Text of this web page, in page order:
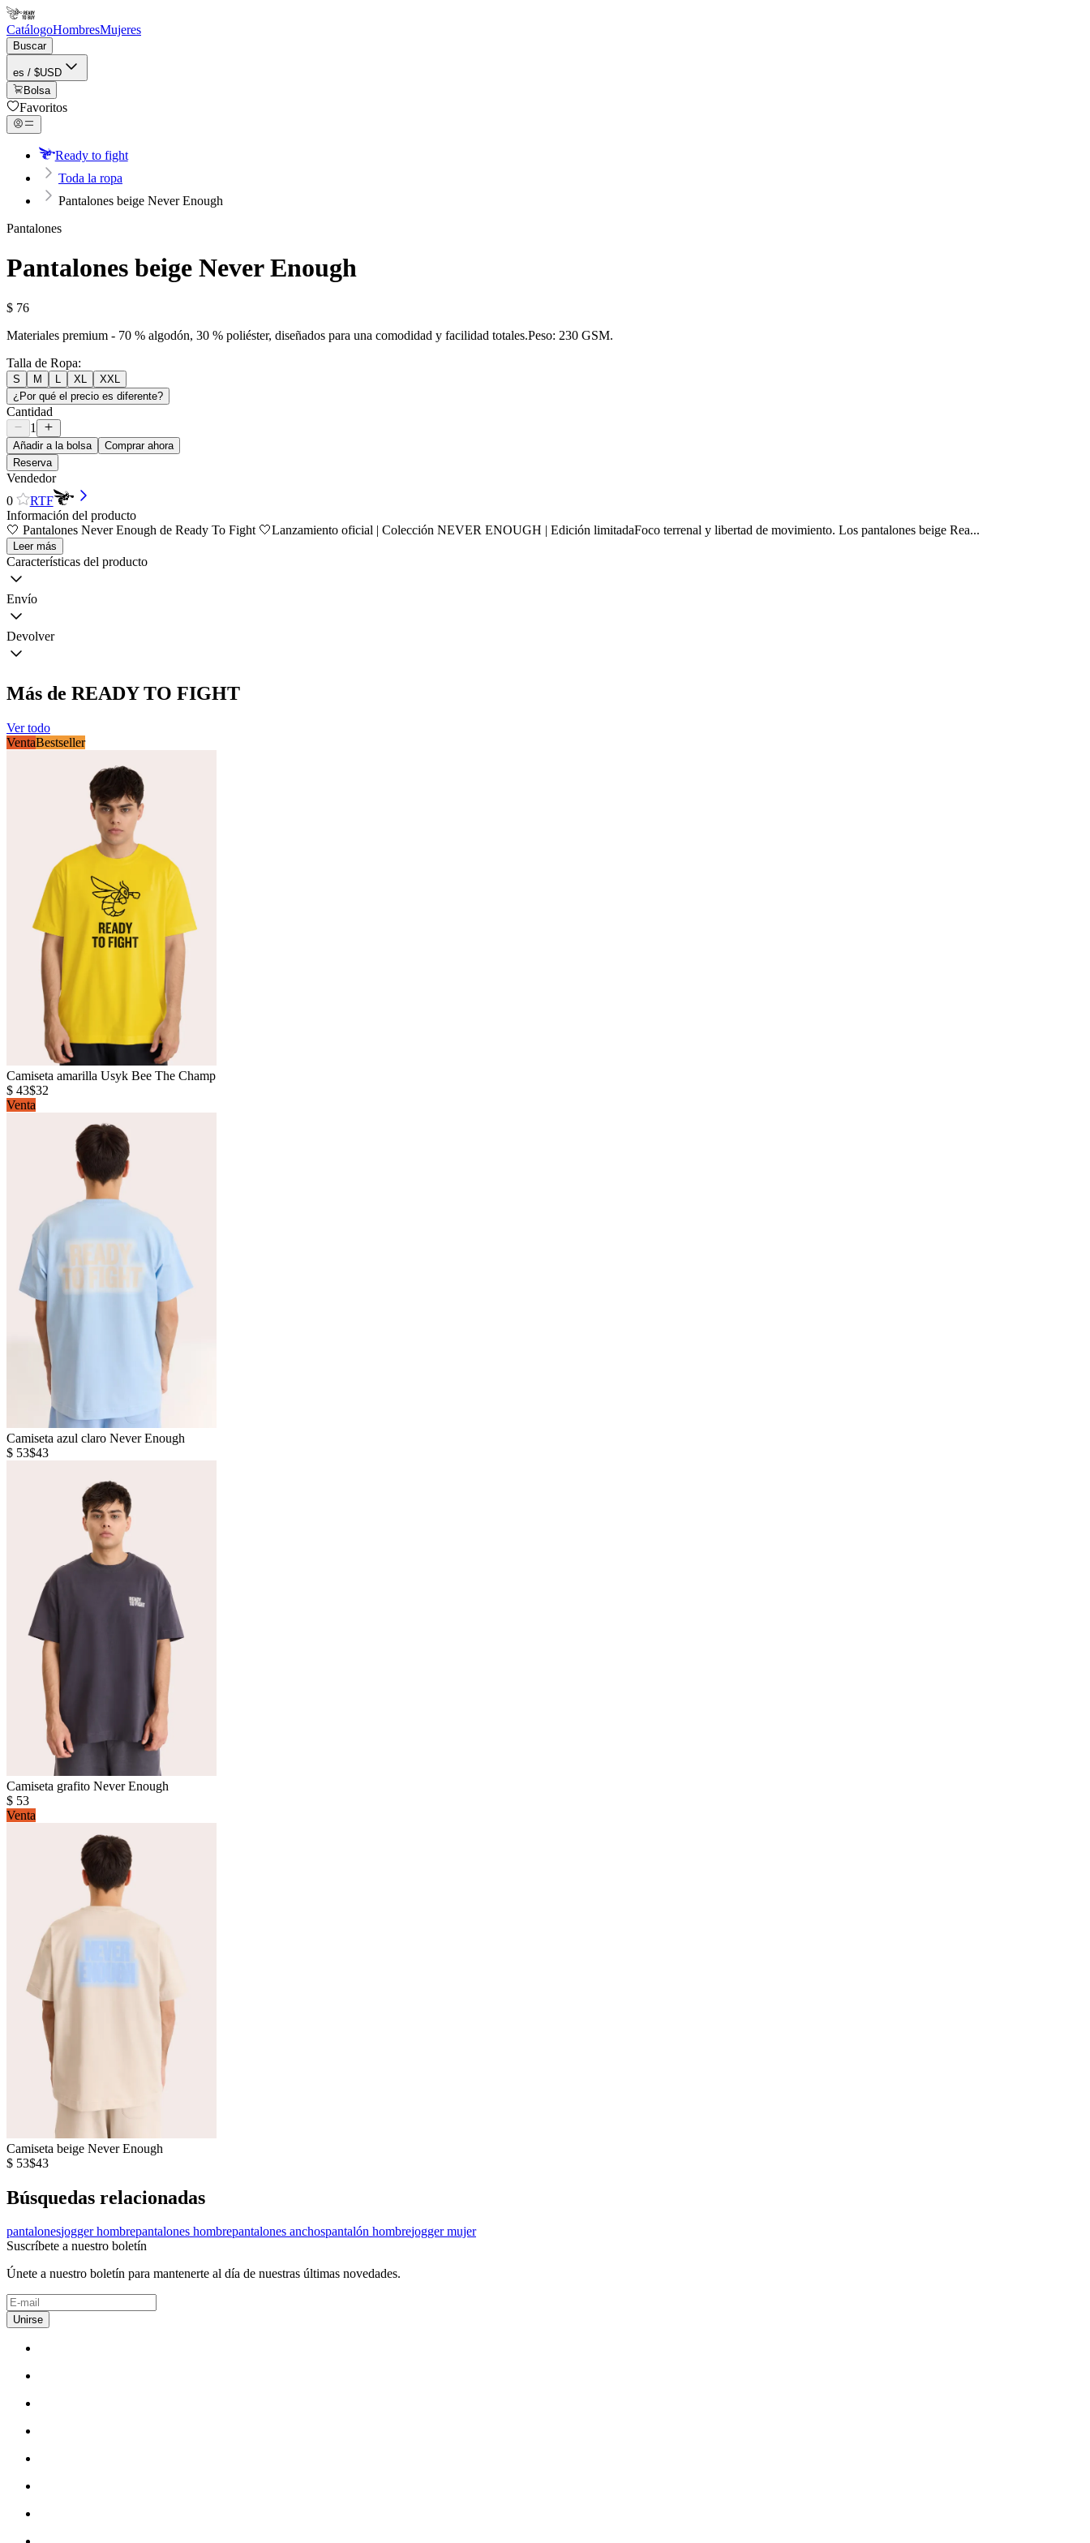
CatálogoHombresMujeres
Buscar
es / $USD
Bolsa
Favoritos
Ready to fight
Toda la ropa
Pantalones beige Never Enough
Pantalones
Pantalones beige Never Enough
$ 76
Materiales premium - 70 % algodón, 30 % poliéster, diseñados para una comodidad y facilidad totales.Peso: 230 GSM.
Talla de Ropa:
S M L XL
XXL
¿Por qué el precio es diferente?
Cantidad
1
Añadir a la bolsa
Comprar ahora
Reserva
Vendedor
0
RTF
Información del producto
🤍 Pantalones Never Enough de Ready To Fight 🤍Lanzamiento oficial | Colección NEVER ENOUGH | Edición limitadaFoco terrenal y libertad de movimiento. Los pantalones beige Rea...
Leer más
Características del producto
Envío
Devolver
Más de READY TO FIGHT
Ver todo
VentaBestseller
Camiseta amarilla Usyk Bee The Champ
$ 43$32
Venta
Camiseta azul claro Never Enough
$ 53$43
Camiseta grafito Never Enough
$ 53
Venta
Camiseta beige Never Enough
$ 53$43
Búsquedas relacionadas
pantalonesjogger hombrepantalones hombrepantalones anchospantalón hombrejogger mujer
Suscríbete a nuestro boletín
Únete a nuestro boletín para mantenerte al día de nuestras últimas novedades.
Unirse